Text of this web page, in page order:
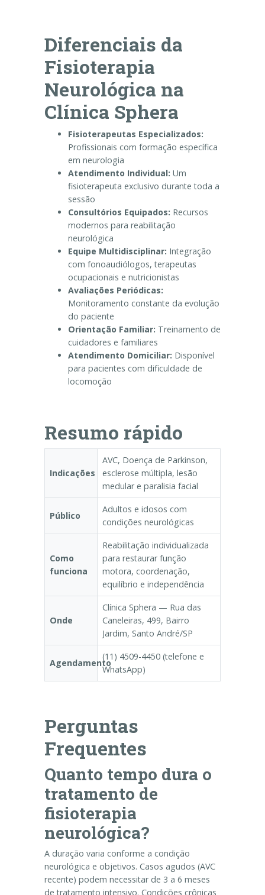
Diferenciais da
Fisioterapia
Neurológica na
Clínica Sphera
Fisioterapeutas Especializados:
Profissionais com formação específica
em neurologia
Atendimento Individual: Um
fisioterapeuta exclusivo durante toda a
sessão
Consultórios Equipados: Recursos
modernos para reabilitação
neurológica
Equipe Multidisciplinar: Integração
com fonoaudiólogos, terapeutas
ocupacionais e nutricionistas
Avaliações Periódicas:
Monitoramento constante da evolução
do paciente
Orientação Familiar: Treinamento de
cuidadores e familiares
Atendimento Domiciliar: Disponível
para pacientes com dificuldade de
locomoção
Resumo rápido
Indicações
AVC, Doença de Parkinson,
esclerose múltipla, lesão
medular e paralisia facial
Público
Adultos e idosos com
condições neurológicas
Como
funciona
Reabilitação individualizada
para restaurar função
motora, coordenação,
equilíbrio e independência
Onde
Clínica Sphera — Rua das
Caneleiras, 499, Bairro
Jardim, Santo André/SP
Agendamento
(11) 4509-4450 (telefone e
WhatsApp)
Perguntas
Frequentes
Quanto tempo dura o
tratamento de
fisioterapia
neurológica?
A duração varia conforme a condição
neurológica e objetivos. Casos agudos (AVC
recente) podem necessitar de 3 a 6 meses
de tratamento intensivo. Condições crônicas